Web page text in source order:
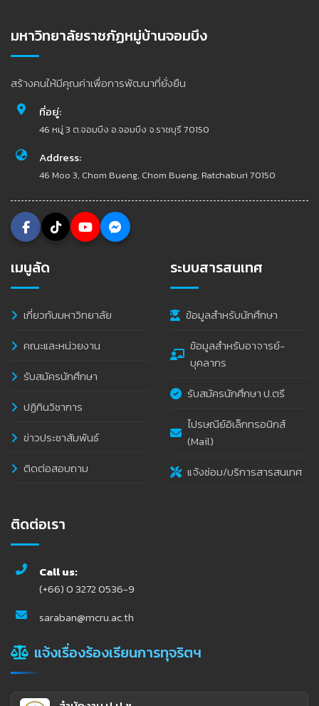
มหาวิทยาลัยราชภัฏหมู่บ้านจอมบึง
สร้างคนให้มีคุณค่าเพื่อการพัฒนาที่ยั่งยืน
ที่อยู่:
46 หมู่ 3 ต.จอมบึง อ.จอมบึง จ.ราชบุรี 70150
Address:
46 Moo 3, Chom Bueng, Chom Bueng, Ratchaburi 70150
เมนูลัด
เกี่ยวกับมหาวิทยาลัย
คณะและหน่วยงาน
รับสมัครนักศึกษา
ปฏิทินวิชาการ
ข่าวประชาสัมพันธ์
ติดต่อสอบถาม
ระบบสารสนเทศ
ข้อมูลสำหรับนักศึกษา
ข้อมูลสำหรับอาจารย์-
บุคลากร
รับสมัครนักศึกษา ป.ตรี
ไปรษณีย์อิเล็กทรอนิกส์
(Mail)
แจ้งซ่อม/บริการสารสนเทศ
ติดต่อเรา
Call us:
(+66) 0 3272 0536-9
saraban@mcru.ac.th
แจ้งเรื่องร้องเรียนการทุจริตฯ